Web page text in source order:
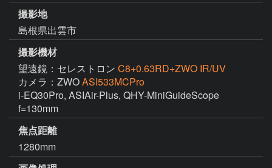
撮影地
島根県出雲市
撮影機材
望遠鏡：セレストロン C8+0.63RD+ZWO IR/UV
カメラ：ZWOASI533MCPro
i-EQ30Pro, ASIAir-Plus, QHY-MiniGuideScope
f=130mm
焦点距離
1280mm